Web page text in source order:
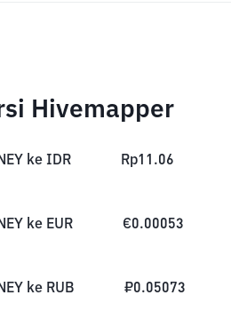
Hivemapper
ke IDR Rp11.06
ke EUR €0.00053
ke RUB ₽0.05073